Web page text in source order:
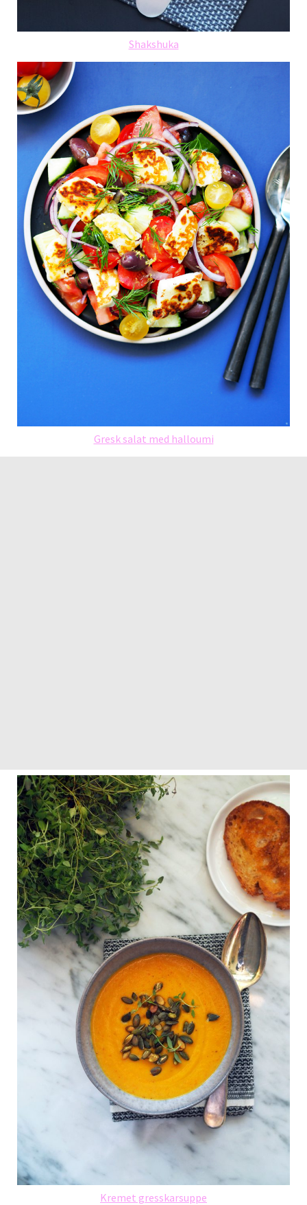
Shakshuka
Gresk salat med halloumi
Kremet gresskarsuppe